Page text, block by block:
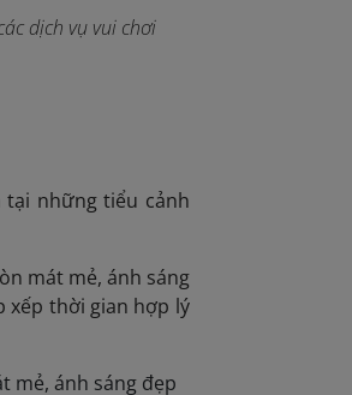
dịch vụ vui chơi
tại những tiểu cảnh
mát mẻ, ánh sáng
xếp thời gian hợp lý